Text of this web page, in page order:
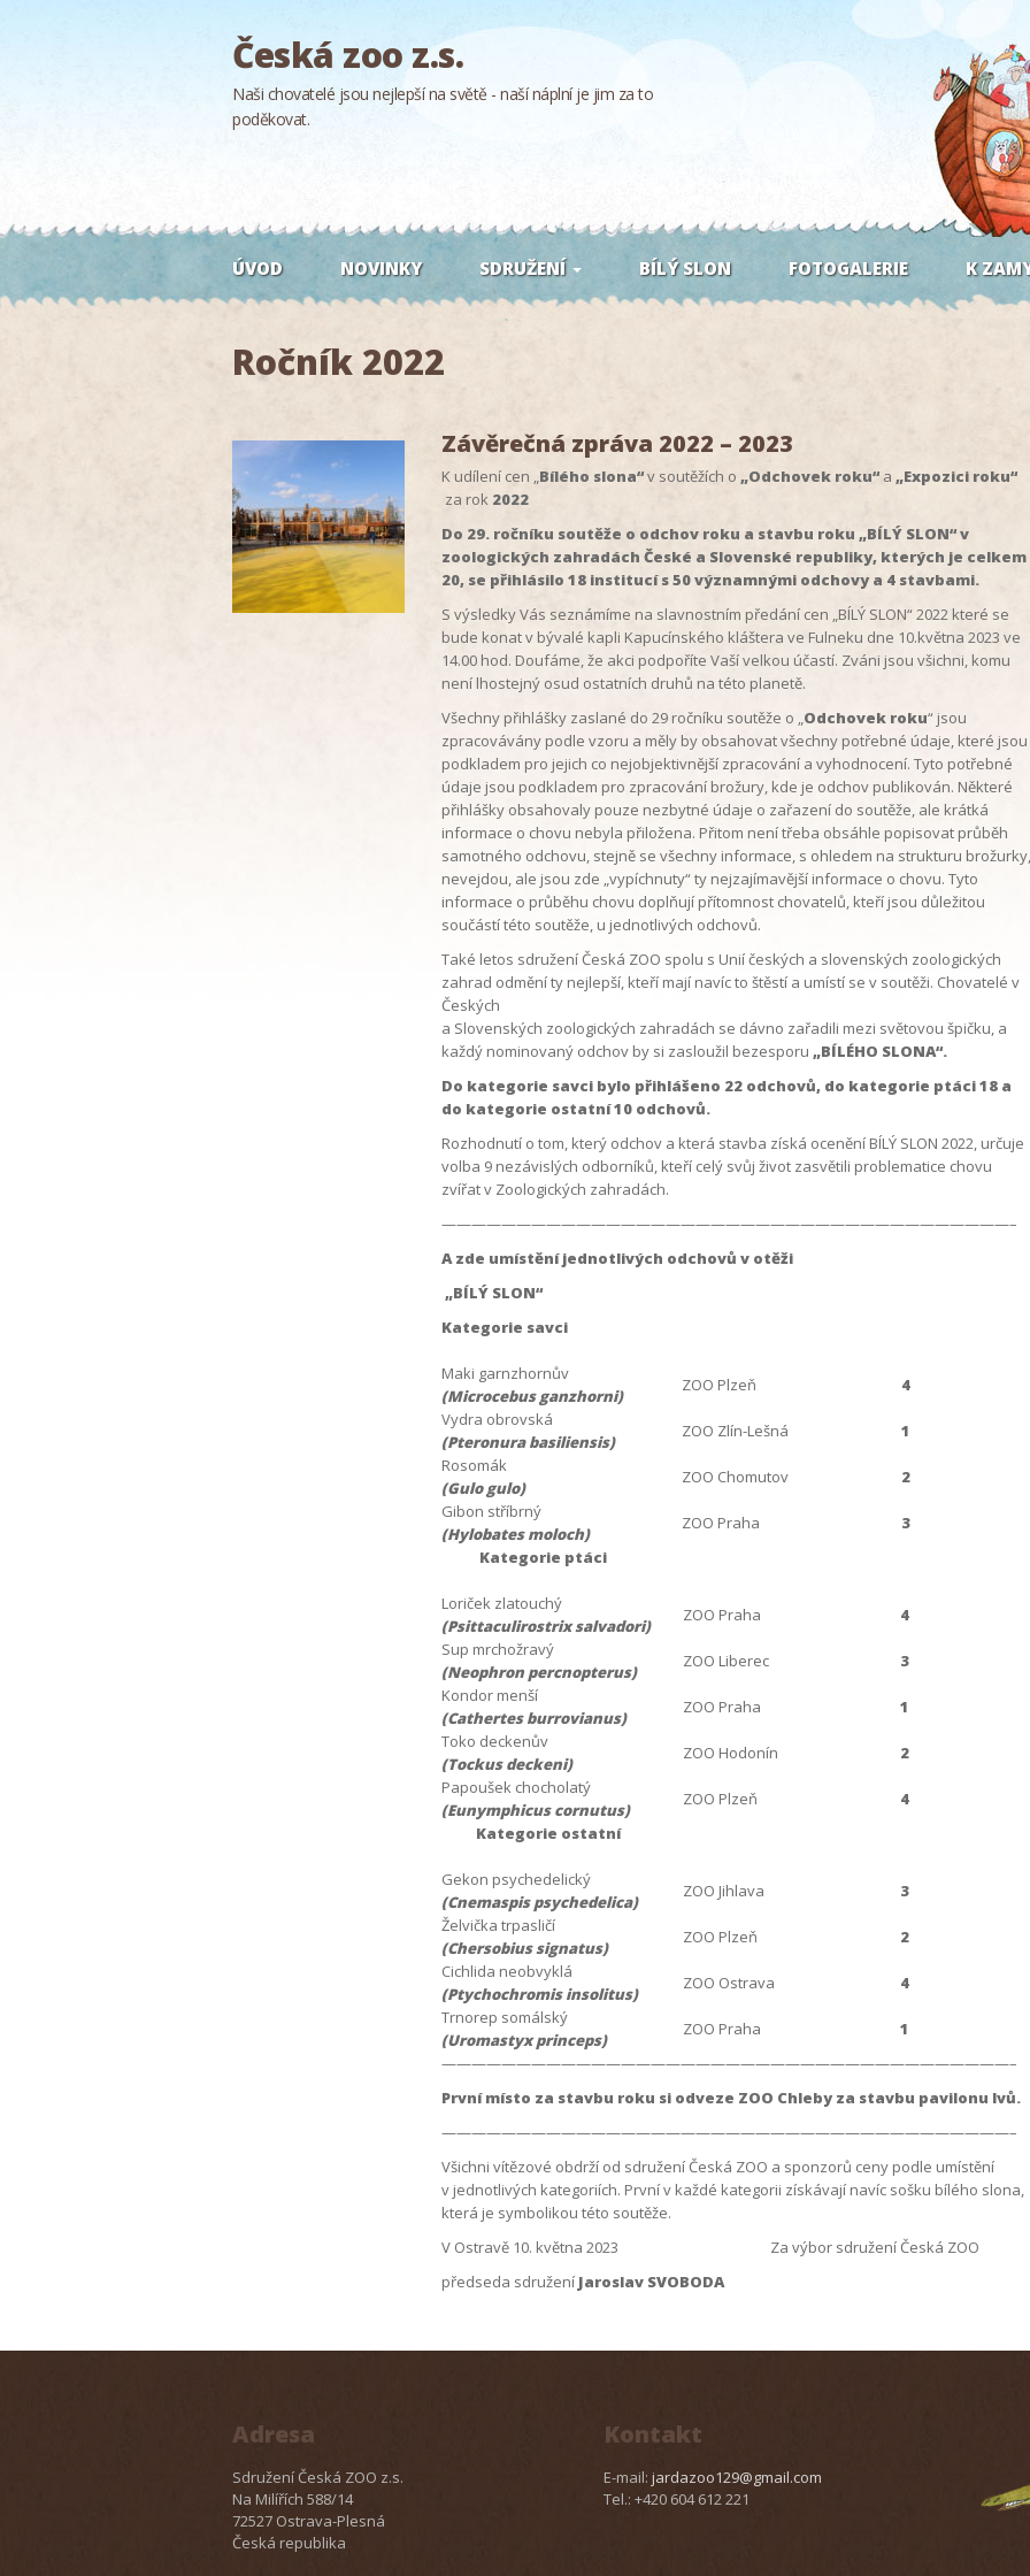
Česká zoo z.s.
Naši chovatelé jsou nejlepší na světě - naší náplní je jim za to
poděkovat.
ÚVOD NOVINKY SDRUŽENÍ BÍLÝ SLON FOTOGALERIE K
Ročník 2022
Závěrečná zpráva 2022 – 2023
K udílení cen „Bílého slona“v soutěžích o „Odchovek roku“a „Expozici roku“
za rok 2022
Do 29. ročníku soutěže o odchov roku a stavbu roku „BÍLÝ SLON“ v
zoologických zahradách České a Slovenské republiky, kterých je celkem
20, se přihlásilo 18 institucí s 50 významnými odchovy a 4 stavbami.
S výsledky Vás seznámíme na slavnostním předání cen „BÍLÝ SLON“ 2022 které se
bude konat v bývalé kapli Kapucínského kláštera ve Fulneku dne 10.května 2023 ve
14.00 hod. Doufáme, že akci podpoříte Vaší velkou účastí. Zváni jsou všichni, komu
není lhostejný osud ostatních druhů na této planetě.
Všechny přihlášky zaslané do 29 ročníku soutěže o „Odchovek roku“ jsou
zpracovávány podle vzoru a měly by obsahovat všechny potřebné údaje, které jsou
podkladem pro jejich co nejobjektivnější zpracování a vyhodnocení. Tyto potřebné
údaje jsou podkladem pro zpracování brožury, kde je odchov publikován. Některé
přihlášky obsahovaly pouze nezbytné údaje o zařazení do soutěže, ale krátká
informace o chovu nebyla přiložena. Přitom není třeba obsáhle popisovat průběh
samotného odchovu, stejně se všechny informace, s ohledem na strukturu brožurky,
nevejdou, ale jsou zde „vypíchnuty“ ty nejzajímavější informace o chovu. Tyto
informace o průběhu chovu doplňují přítomnost chovatelů, kteří jsou důležitou
součástí této soutěže, u jednotlivých odchovů.
Také letos sdružení Česká ZOO spolu s Unií českých a slovenských zoologických
zahrad odmění ty nejlepší, kteří mají navíc to štěstí a umístí se v soutěži. Chovatelé v
Českých
a Slovenských zoologických zahradách se dávno zařadili mezi světovou špičku, a
každý nominovaný odchov by si zasloužil bezesporu „BÍLÉHO SLONA“.
Do kategorie savci bylo přihlášeno 22 odchovů, do kategorie ptáci 18 a
do kategorie ostatní 10 odchovů.
Rozhodnutí o tom, který odchov a která stavba získá ocenění BÍLÝ SLON 2022, určuje
volba 9 nezávislých odborníků, kteří celý svůj život zasvětili problematice chovu
zvířat v Zoologických zahradách.
——————————————————————————————————————–
A zde umístění jednotlivých odchovů v otěži
„BÍLÝ SLON“
Kategorie savci
Maki garnzhornův
(Microcebus ganzhorni)
ZOO Plzeň
4
Vydra obrovská
(Pteronura basiliensis)
ZOO Zlín-Lešná
1
Rosomák
(Gulo gulo)
ZOO Chomutov
2
Gibon stříbrný
(Hylobates moloch)
ZOO Praha
3
Kategorie ptáci
Loriček zlatouchý
(Psittaculirostrix salvadori)
ZOO Praha
4
Sup mrchožravý
(Neophron percnopterus)
ZOO Liberec
3
Kondor menší
(Cathertes burrovianus)
ZOO Praha
1
Toko deckenův
(Tockus deckeni)
ZOO Hodonín
2
Papoušek chocholatý
(Eunymphicus cornutus)
ZOO Plzeň
4
Kategorie ostatní
Gekon psychedelický
(Cnemaspis psychedelica)
ZOO Jihlava
3
Želvička trpasličí
(Chersobius signatus)
ZOO Plzeň
2
Cichlida neobvyklá
(Ptychochromis insolitus)
ZOO Ostrava
4
Trnorep somálský
(Uromastyx princeps)
ZOO Praha
1
——————————————————————————————————————–
První místo za stavbu roku si odveze ZOO Chleby za stavbu pavilonu lvů.
——————————————————————————————————————–
Všichni vítězové obdrží od sdružení Česká ZOO a sponzorů ceny podle umístění
v jednotlivých kategoriích. První v každé kategorii získávají navíc sošku bílého slona,
která je symbolikou této soutěže.
V Ostravě 10. května 2023 Za výbor sdružení Česká ZOO
předseda sdružení Jaroslav SVOBODA
Adresa
Sdružení Česká ZOO z.s.
Na Milířích 588/14
72527 Ostrava-Plesná
Česká republika
Kontakt
E-mail:jardazoo129@gmail.com
Tel.: +420 604 612 221